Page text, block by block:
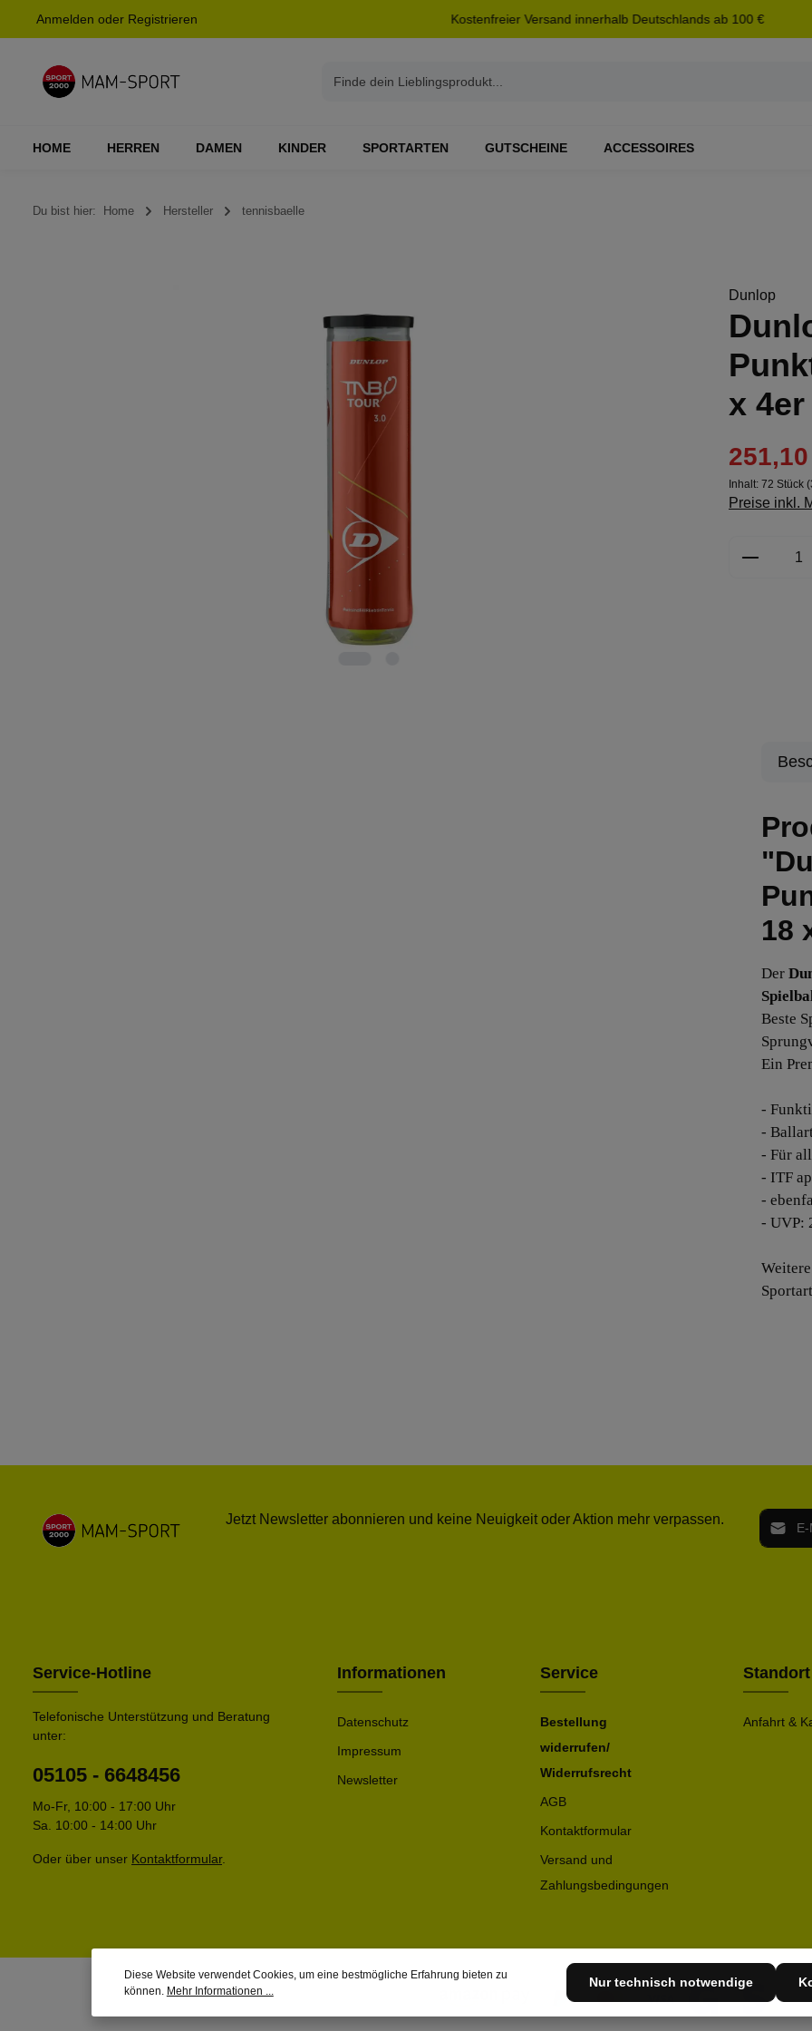
Zur Hauptnavigation springen
Anmelden oder Registrieren Kostenfreier Versand innerhalb Deutschlands ab 100 €
HOME HERREN DAMEN KINDER SPORTARTEN GUTSCHEINE ACCESSOIRES
Du bist hier: Home Hersteller tennisbaelle
Dunlop
x
Inhalt: 72 Stück
Preise inkl.
18
Der
Beste
Ein
-
-
- Für
- ITF
-
- UVP:
Weitere
Jetzt Newsletter abonnieren und keine Neuigkeit oder Aktion mehr verpassen. E-Mail-
Service-Hotline
Telefonische Unterstützung und Beratung
unter:
05105 - 6648456
Mo-Fr, 10:00 - 17:00 Uhr
Sa. 10:00 - 14:00 Uhr
Oder über unser Kontaktformular.
Informationen
Datenschutz
Impressum
Newsletter
Service
Bestellung
widerrufen/
Widerrufsrecht
AGB
Kontaktformular
Versand und
Zahlungsbedingungen
Standort
Anfahrt &
Diese Website verwendet Cookies, um eine bestmögliche Erfahrung bieten zu
können. Mehr Informationen ...
Nur technisch notwendige